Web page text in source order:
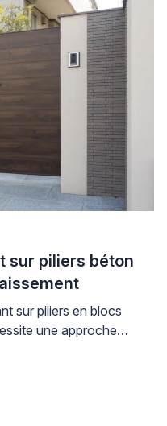
mal scellés. […]
sur piliers béton
sur piliers en blocs
une approche
mécaniques